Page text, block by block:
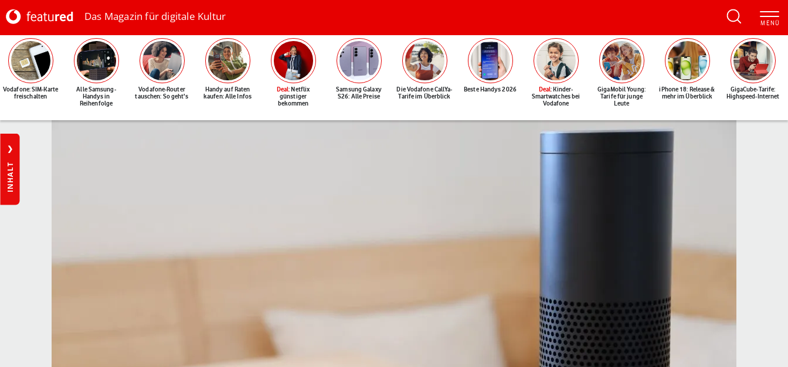
Das Magazin für digitale Kultur
Vodafone: SIM-Karte
freischalten
Alle Samsung-
Handys in
Reihenfolge
Vodafone-Router
tauschen: So geht's
Handy auf Raten
kaufen: Alle Infos
Deal: Netflix
günstiger
bekommen
Samsung Galaxy
S26: Alle Preise
Die Vodafone CallYa-
Tarife im Überblick
Beste Handys 2026 Deal: Kinder-
Smartwatches bei
Vodafone
GigaMobil Young:
Tarife für junge
Leute
iPhone 18: Release &
mehr im Überblick
GigaCube-Tarife:
Highspeed-Internet
INHALT